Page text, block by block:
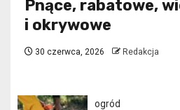
Pnące, rabatowe,
i okrywowe
30 czerwca, 2026 Redakcja
ogród